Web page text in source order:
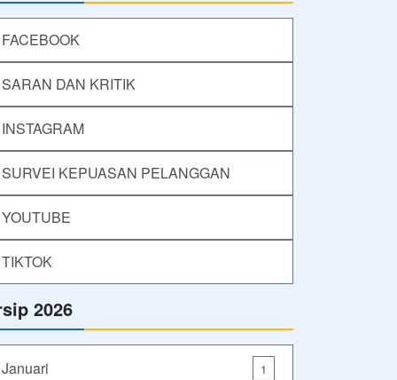
FACEBOOK
SARAN DAN KRITIK
INSTAGRAM
SURVEI KEPUASAN PELANGGAN
YOUTUBE
TIKTOK
2026
Januari 1